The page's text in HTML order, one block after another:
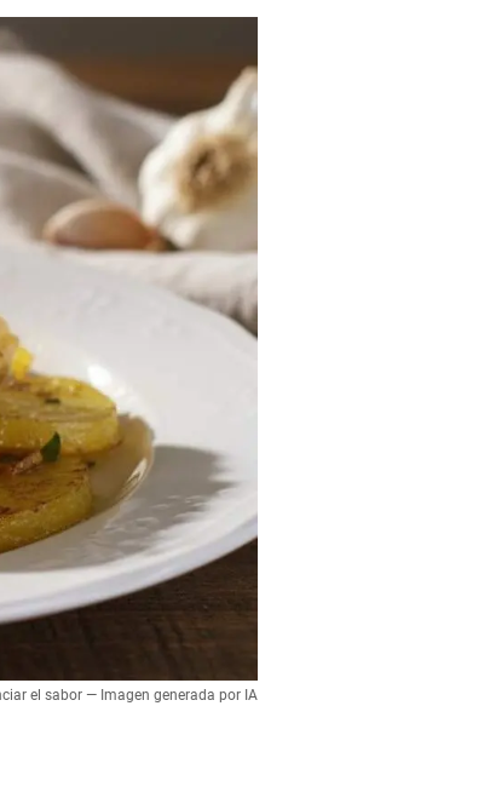
el sabor — Imagen generada por IA